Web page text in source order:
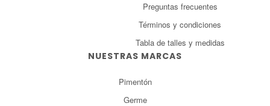
NUESTRAS MARCAS
Pimentón
Germe
Preguntas frecuentes
Términos y condiciones
Tabla de talles y medidas